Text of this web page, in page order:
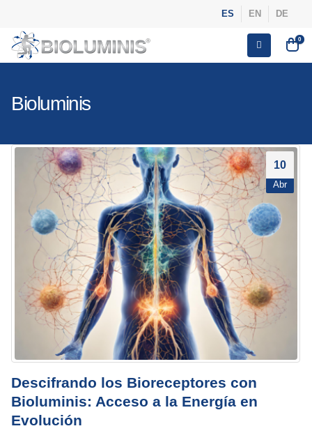
ES EN DE
0
Bioluminis
10
Abr
Descifrando los Bioreceptores con
Bioluminis: Acceso a la Energía en
Evolución